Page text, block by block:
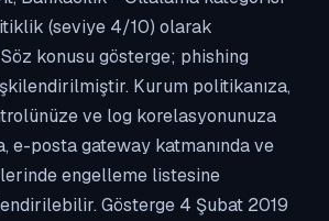
(seviye 4/10) olarak
Söz konusu gösterge; phishing
Kurum politikanıza,
ve log korelasyonunuza
e-posta gateway katmanında ve
engelleme listesine
Gösterge 4 Şubat 2019